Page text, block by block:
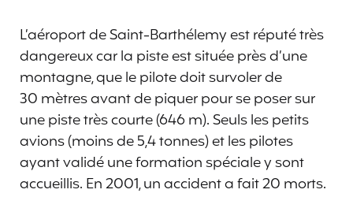
L’aéroport de Saint-Barthélemy est réputé très
dangereux car la piste est située près d’une
montagne, que le pilote doit survoler de
30 mètres avant de piquer pour se poser sur
une piste très courte (646 m). Seuls les petits
avions (moins de 5,4 tonnes) et les pilotes
ayant validé une formation spéciale y sont
accueillis. En 2001, un accident a fait 20 morts.